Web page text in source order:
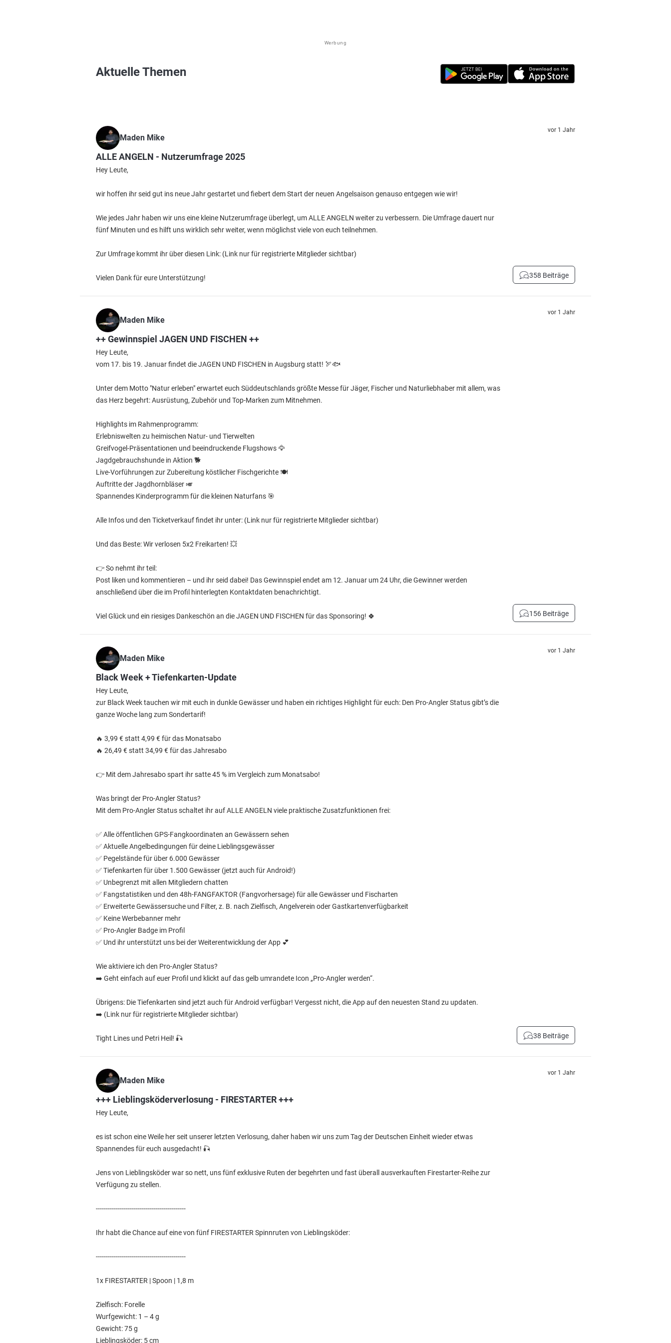
Werbung
Aktuelle Themen
Maden Mike
ALLE ANGELN - Nutzerumfrage 2025
Hey Leute,
wir hoffen ihr seid gut ins neue Jahr gestartet und fiebert dem Start der neuen Angelsaison genauso entgegen wie wir!
Wie jedes Jahr haben wir uns eine kleine Nutzerumfrage überlegt, um ALLE ANGELN weiter zu verbessern. Die Umfrage dauert nur
fünf Minuten und es hilft uns wirklich sehr weiter, wenn möglichst viele von euch teilnehmen.
Zur Umfrage kommt ihr über diesen Link: (Link nur für registrierte Mitglieder sichtbar)
Vielen Dank für eure Unterstützung!
vor 1 Jahr
358 Beiträge
Maden Mike
++ Gewinnspiel JAGEN UND FISCHEN ++
Hey Leute,
vom 17. bis 19. Januar findet die JAGEN UND FISCHEN in Augsburg statt! 🏹🐟
Unter dem Motto "Natur erleben" erwartet euch Süddeutschlands größte Messe für Jäger, Fischer und Naturliebhaber mit allem, was
das Herz begehrt: Ausrüstung, Zubehör und Top-Marken zum Mitnehmen.
Highlights im Rahmenprogramm:
Erlebniswelten zu heimischen Natur- und Tierwelten
Greifvogel-Präsentationen und beeindruckende Flugshows 🦅
Jagdgebrauchshunde in Aktion 🐕
Live-Vorführungen zur Zubereitung köstlicher Fischgerichte 🍽️
Auftritte der Jagdhornbläser 🎺
Spannendes Kinderprogramm für die kleinen Naturfans 🎯
Alle Infos und den Ticketverkauf findet ihr unter: (Link nur für registrierte Mitglieder sichtbar)
Und das Beste: Wir verlosen 5x2 Freikarten! 💥
👉 So nehmt ihr teil:
Post liken und kommentieren – und ihr seid dabei! Das Gewinnspiel endet am 12. Januar um 24 Uhr, die Gewinner werden
anschließend über die im Profil hinterlegten Kontaktdaten benachrichtigt.
Viel Glück und ein riesiges Dankeschön an die JAGEN UND FISCHEN für das Sponsoring! 🍀
vor 1 Jahr
156 Beiträge
Maden Mike
Black Week + Tiefenkarten-Update
Hey Leute,
zur Black Week tauchen wir mit euch in dunkle Gewässer und haben ein richtiges Highlight für euch: Den Pro-Angler Status gibt’s die
ganze Woche lang zum Sondertarif!
🔥 3,99 € statt 4,99 € für das Monatsabo
🔥 26,49 € statt 34,99 € für das Jahresabo
👉 Mit dem Jahresabo spart ihr satte 45 % im Vergleich zum Monatsabo!
Was bringt der Pro-Angler Status?
Mit dem Pro-Angler Status schaltet ihr auf ALLE ANGELN viele praktische Zusatzfunktionen frei:
✅ Alle öffentlichen GPS-Fangkoordinaten an Gewässern sehen
✅️ Aktuelle Angelbedingungen für deine Lieblingsgewässer
✅️ Pegelstände für über 6.000 Gewässer
✅️ Tiefenkarten für über 1.500 Gewässer (jetzt auch für Android!)
✅️ Unbegrenzt mit allen Mitgliedern chatten
✅️ Fangstatistiken und den 48h-FANGFAKTOR (Fangvorhersage) für alle Gewässer und Fischarten
✅️ Erweiterte Gewässersuche und Filter, z. B. nach Zielfisch, Angelverein oder Gastkartenverfügbarkeit
✅️ Keine Werbebanner mehr
✅️ Pro-Angler Badge im Profil
✅️ Und ihr unterstützt uns bei der Weiterentwicklung der App 💕
Wie aktiviere ich den Pro-Angler Status?
➡️ Geht einfach auf euer Profil und klickt auf das gelb umrandete Icon „Pro-Angler werden“.
Übrigens: Die Tiefenkarten sind jetzt auch für Android verfügbar! Vergesst nicht, die App auf den neuesten Stand zu updaten.
➡️ (Link nur für registrierte Mitglieder sichtbar)
Tight Lines und Petri Heil! 🎣
vor 1 Jahr
38 Beiträge
Maden Mike
+++ Lieblingsköderverlosung - FIRESTARTER +++
Hey Leute,
es ist schon eine Weile her seit unserer letzten Verlosung, daher haben wir uns zum Tag der Deutschen Einheit wieder etwas
Spannendes für euch ausgedacht! 🎣
Jens von Lieblingsköder war so nett, uns fünf exklusive Ruten der begehrten und fast überall ausverkauften Firestarter-Reihe zur
Verfügung zu stellen.
---------------------------------------------
Ihr habt die Chance auf eine von fünf FIRESTARTER Spinnruten von Lieblingsköder:
---------------------------------------------
1x FIRESTARTER | Spoon | 1,8 m
Zielfisch: Forelle
Wurfgewicht: 1 – 4 g
Gewicht: 75 g
Lieblingsköder: 5 cm
vor 1 Jahr